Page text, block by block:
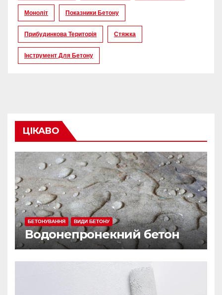
Моноліт Показники Бетону
Прибудинкова Територія Стяжка
Інструмент Для Бетону
ЦІКАВО
БЕТОНУВАННЯ ВИДИ БЕТОНУ
Водонепронекний бетон